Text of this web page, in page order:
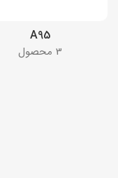
A95
3 محصول